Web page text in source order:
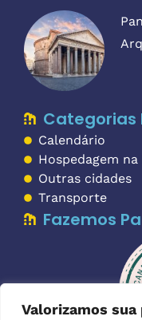
Valorizamos sua
Categorias
Calendário
Hospedagem
Outras cidades
Transporte
Fazemos